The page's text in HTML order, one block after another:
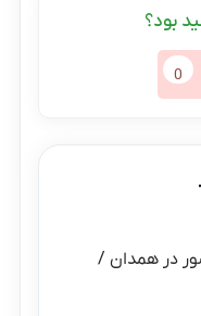
بود؟
0
در همدان /